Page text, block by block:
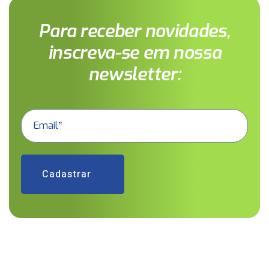
Para receber novidades,
inscreva-se em nossa
newsletter:
Cadastrar